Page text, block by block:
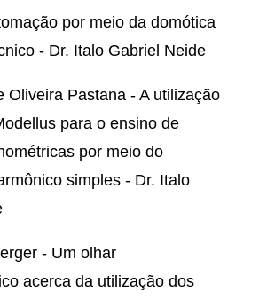
por meio da domótica
- Dr. Italo Gabriel Neide
Oliveira Pastana - A utilização
para o ensino de
por meio do
simples - Dr. Italo
- Um olhar
acerca da utilização dos